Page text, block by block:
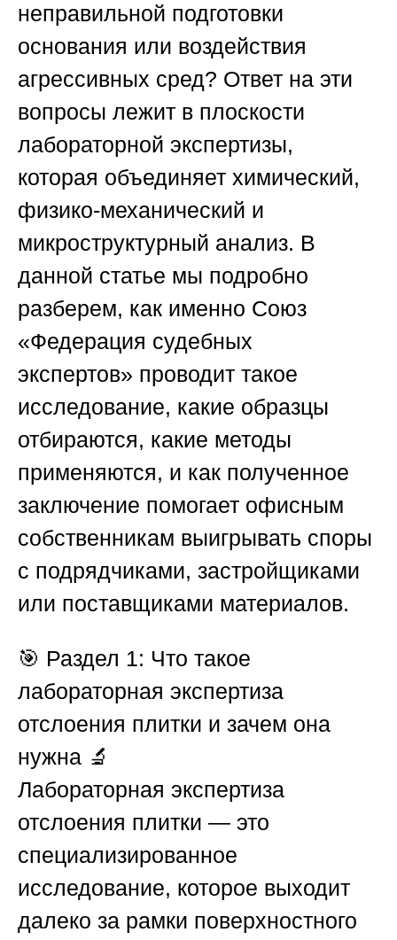
неправильной подготовки
основания или воздействия
агрессивных сред? Ответ на эти
вопросы лежит в плоскости
лабораторной экспертизы,
которая объединяет химический,
физико-механический и
микроструктурный анализ. В
данной статье мы подробно
разберем, как именно Союз
«Федерация судебных
экспертов» проводит такое
исследование, какие образцы
отбираются, какие методы
применяются, и как полученное
заключение помогает офисным
собственникам выигрывать споры
с подрядчиками, застройщиками
или поставщиками материалов.
🎯 Раздел 1: Что такое
лабораторная экспертиза
отслоения плитки и зачем она
нужна 🔬
Лабораторная экспертиза
отслоения плитки — это
специализированное
исследование, которое выходит
далеко за рамки поверхностного